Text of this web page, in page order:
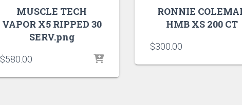
MUSCLE TECH
VAPOR X5 RIPPED 30
SERV.png
$580.00
RONNIE
HMB XS 200 CT
$300.00